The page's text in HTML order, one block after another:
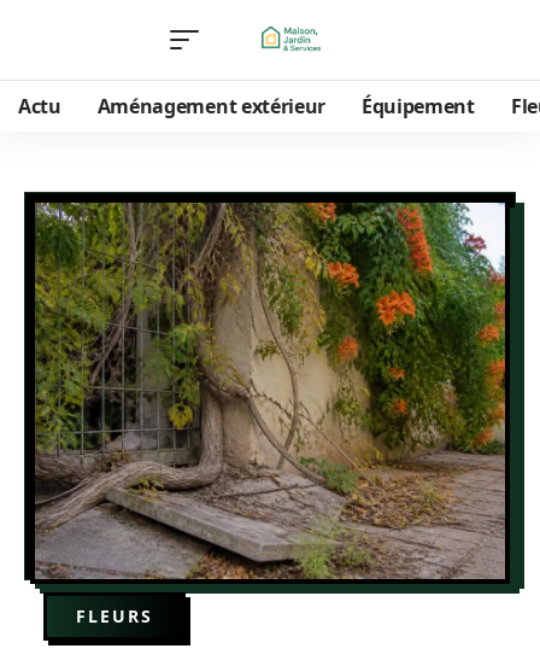
Actu Aménagement extérieur Équipement
FLEURS